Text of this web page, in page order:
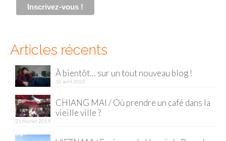
Penang
Vietnam
Baie d’Halong
Hué
Articles récents
À bientôt… sur un tout nouveau blog !
16 avril 2023
CHIANG MAI / Où prendre un café dans la
vieille ville ?
21 février 2019